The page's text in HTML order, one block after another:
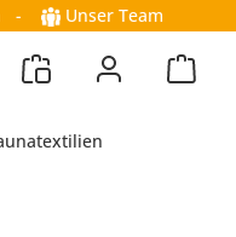
- Unser Team